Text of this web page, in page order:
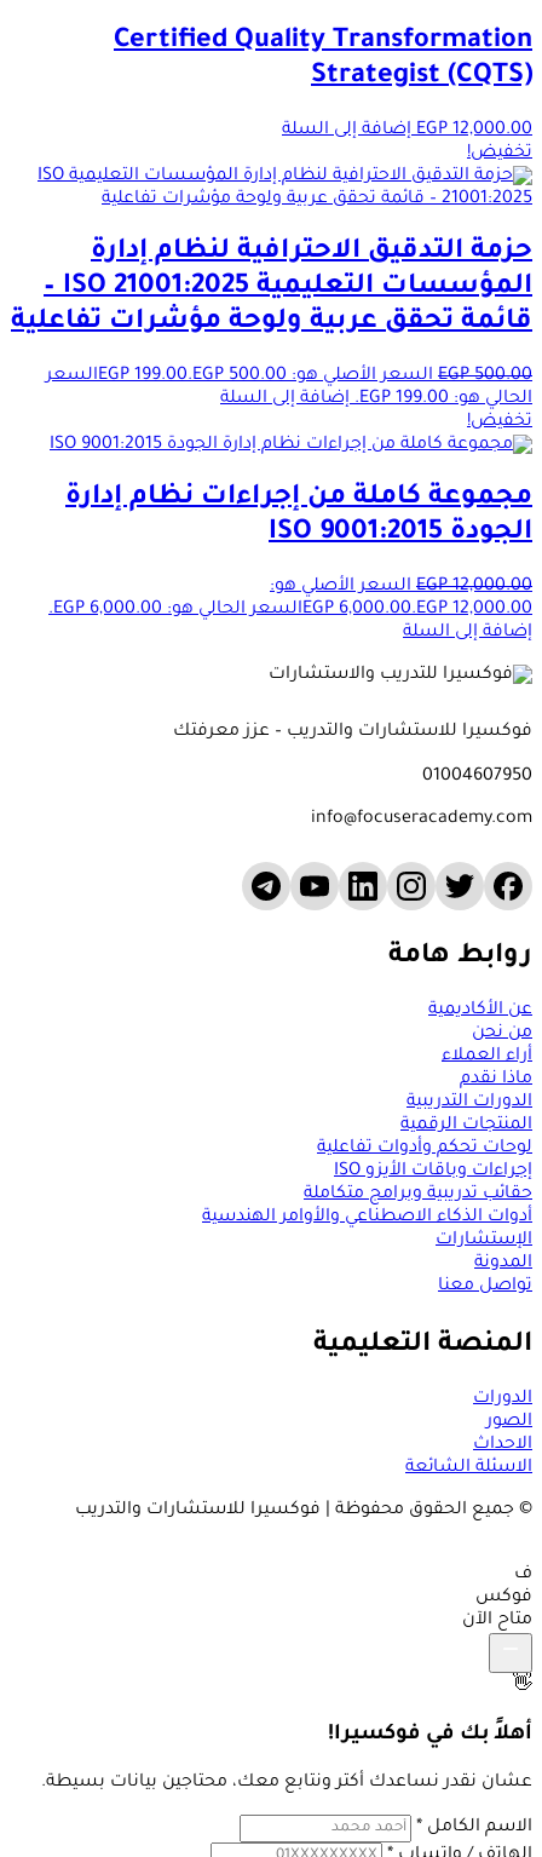
Certified Quality Transformation
Strategist (CQTS)
EGP12,000.00
إضافة إلى السلة
تخفيض!
حزمة التدقيق الاحترافية لنظام إدارة
المؤسسات التعليمية ISO 21001:2025 –
قائمة تحقق عربية ولوحة مؤشرات تفاعلية
EGP500.00 السعر الأصلي هو: EGP 500.00. EGP199.00
السعر
الحالي هو: EGP 199.00.
إضافة إلى السلة
تخفيض!
مجموعة كاملة من إجراءات نظام إدارة
الجودة ISO 9001:2015
EGP12,000.00
السعر الأصلي هو:
EGP 12,000.00.
EGP6,000.00
السعر الحالي هو: EGP 6,000.00.
إضافة إلى السلة
فوكسيرا للاستشارات والتدريب – عزز معرفتك
01004607950
info@focuseracademy.com
روابط هامة
عن الأكاديمية
من نحن
أراء العملاء
ماذا نقدم
الدورات التدريبية
المنتجات الرقمية
لوحات تحكم وأدوات تفاعلية
إجراءات وباقات الأيزو ISO
حقائب تدريبية وبرامج متكاملة
أدوات الذكاء الاصطناعي والأوامر الهندسية
الإستشارات
المدونة
تواصل معنا
المنصة التعليمية
الدورات
الصور
الاحداث
الاسئلة الشائعة
© جميع الحقوق محفوظة | فوكسيرا للاستشارات والتدريب
ف
فوكس
متاح الآن
👋
أهلاً بك في فوكسيرا!
عشان نقدر نساعدك أكتر ونتابع معك، محتاجين بيانات بسيطة.
الاسم الكامل *